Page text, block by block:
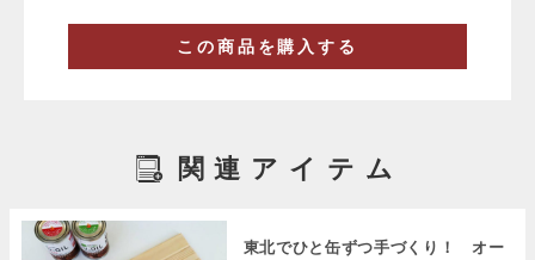
この商品を購入する
関連アイテム
東北でひと缶ずつ手づくり！ オー